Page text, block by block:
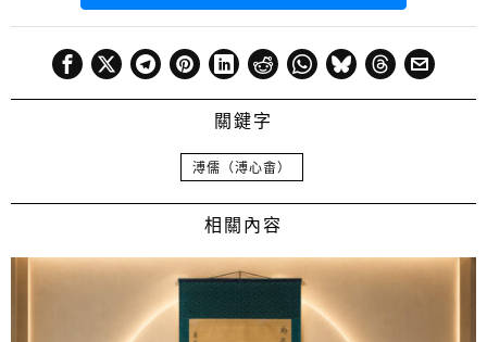
關鍵字
溥儒（溥心畬）
相關內容